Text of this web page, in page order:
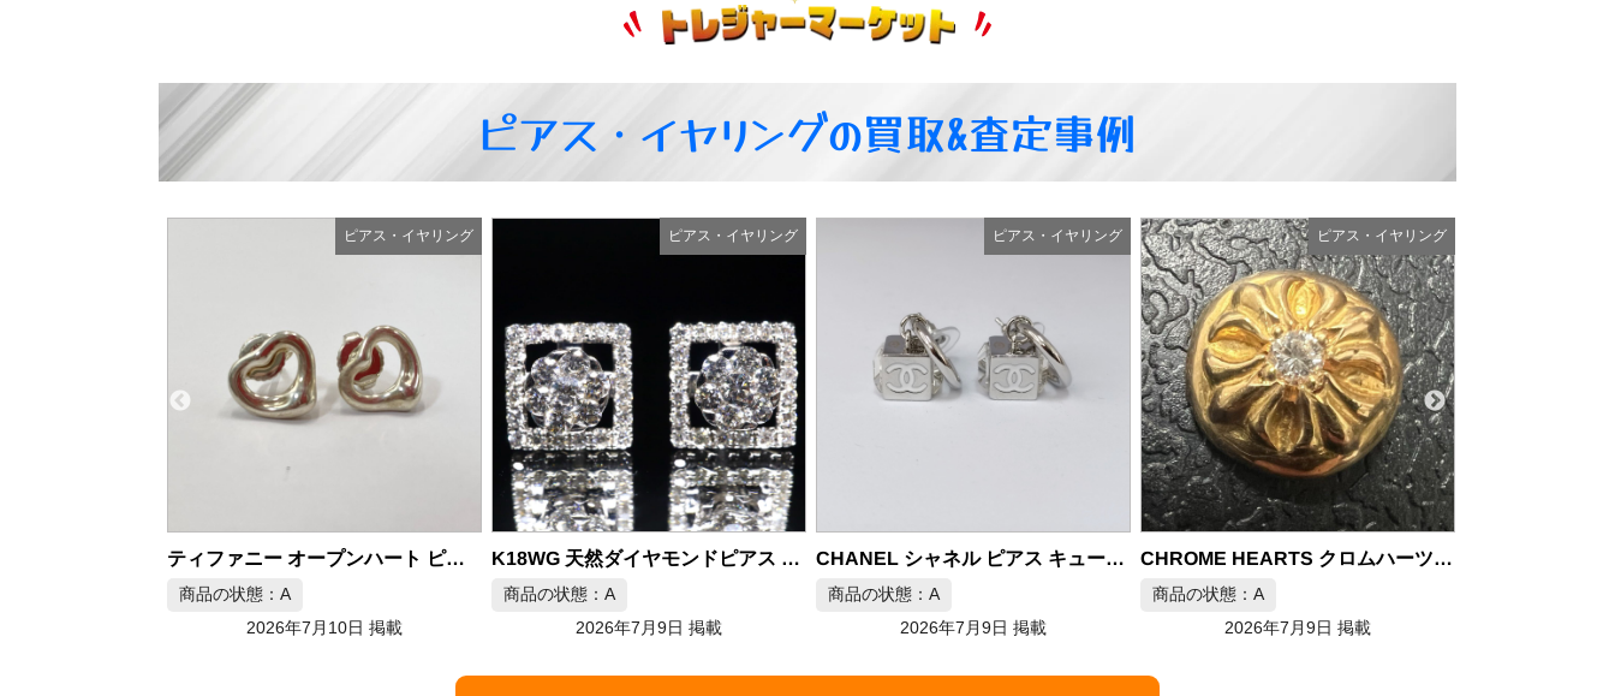
ピアス・イヤリングの買取&査定事例
ピアス・イヤリング
K18WG 天然ダイヤモンドピアス 0.28/0.28ct
商品の状態：A
2026年7月9日 掲載
ピアス・イヤリング
CHANEL シャネル ピアス キューブ シルバーカラー
商品の状態：A
2026年7月9日 掲載
ピアス・イヤリング
CHROME HEARTS クロムハーツ 22K クロスボール ダイヤ スタッドピアス
商品の状態：A
2026年7月9日 掲載
ピアス・イヤリング
CHROME HEARTS ER STUD CROSS BALL W/DMND 22K スタッドピアス
商品の状態：B
2026年7月9日 掲載